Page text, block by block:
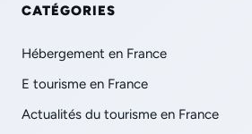
CATÉGORIES
Hébergement en France
E tourisme en France
Actualités du tourisme en France